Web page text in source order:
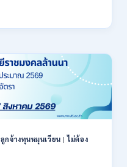
ลูกจ้างทุนหมุนเวียน |ไม่ต้อง